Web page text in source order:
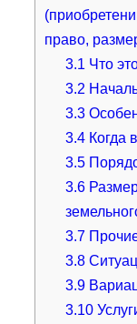
право,
3.1 Что
3.2
3.3
3.4 Когда
3.5
3.6
3.7
3.8
3.9
3.10